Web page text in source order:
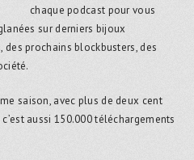
chaque podcast pour vous
sur derniers bijoux
prochains blockbusters, des
saison, avec plus de deux cent
aussi 150.000 téléchargements